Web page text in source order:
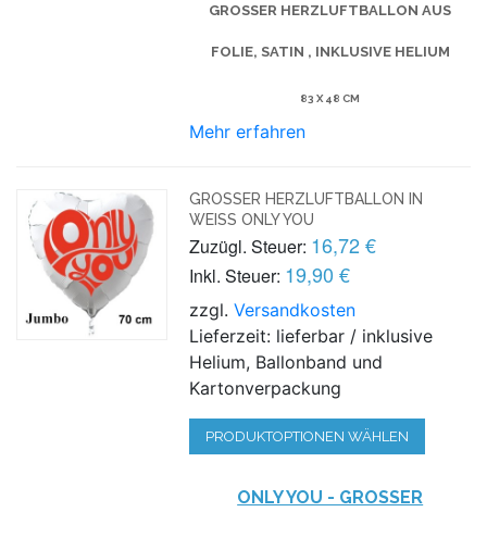
GROSSER HERZLUFTBALLON AUS F
OLIE, SATIN , INKLUSIVE HELIUM
83 X 48 CM
Mehr erfahren
GROSSER HERZLUFTBALLON IN W
EISS ONLY YOU
Zuzügl. Steuer: 16,72 €
Inkl. Steuer: 19,90 €
zzgl.Versandkosten
Lieferzeit: lieferbar / inklusive
Helium, Ballonband und
Kartonverpackung
PRODUKTOPTIONEN WÄHLEN
ONLY YOU - GROSSER L